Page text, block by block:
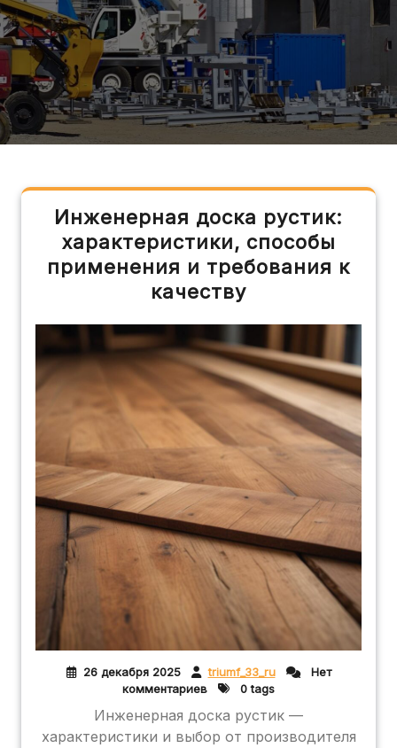
Инженерная доска рустик:
характеристики, способы
применения и требования к
качеству
26 декабря 2025 triumf_33_ru
Нет
комментариев
0 tags
Инженерная доска рустик —
характеристики и выбор от производителя